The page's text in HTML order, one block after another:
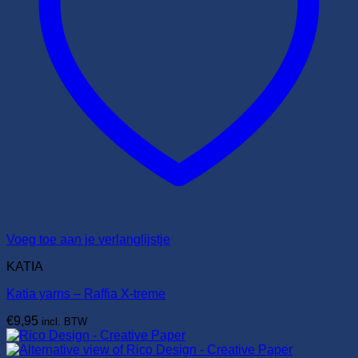
Voeg toe aan je verlanglijstje
KATIA
Katia yarns – Raffia X-treme
€9,95 incl. BTW